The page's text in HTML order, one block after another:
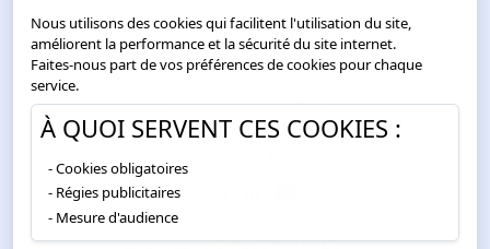
Route de Toulouse
CS57668 ESCALQUENS
31676 LABÈGE CEDEX
SITE WEB PRO RECOMMANDÉ
Nous utilisons des cookies qui facilitent l'utilisation du site,
améliorent la performance et la sécurité du site internet.
Faites-nous part de vos préférences de cookies pour chaque
service.
À QUOI SERVENT CES COOKIES :
Cookies obligatoires
Régies publicitaires
Mesure d'audience